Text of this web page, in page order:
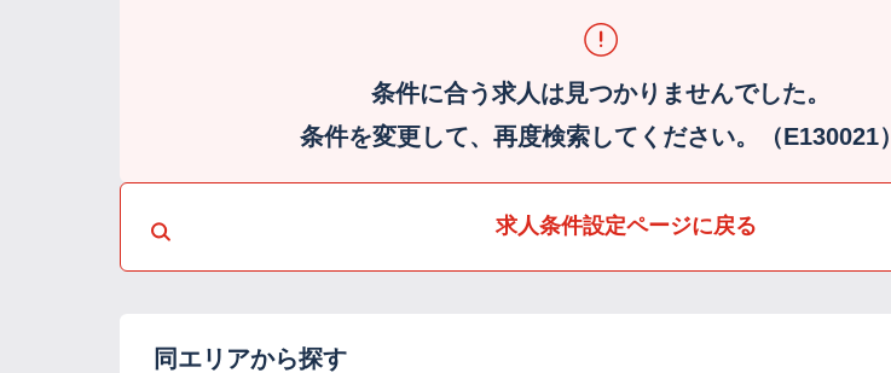
条件に合う求人は見つかりませんでした。
条件を変更して、再度検索してください。（E130021）
求人条件設定ページに戻る
同エリアから探す